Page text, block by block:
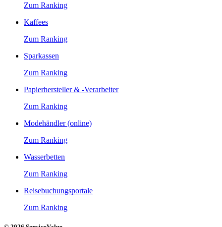
Zum Ranking
Kaffees
Zum Ranking
Sparkassen
Zum Ranking
Papierhersteller & -Verarbeiter
Zum Ranking
Modehändler (online)
Zum Ranking
Wasserbetten
Zum Ranking
Reisebuchungsportale
Zum Ranking